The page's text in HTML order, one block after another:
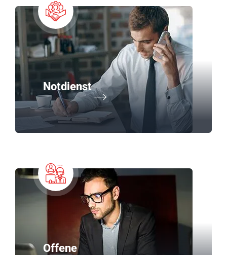
Notdienst
Offene